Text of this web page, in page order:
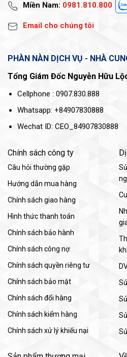
Miền Nam: 0981.810.800
Email cho chúng tôi
PHÀN NÀN DỊCH VỤ - NHÀ
Tổng Giám Đốc Nguyễn Hữu
Cellphone : 0907.830.888
Whatsapp: +84907830888
Wechat ID: CEO_84907830888
Chính sách công ty
Câu hỏi thường gặp
Hướng dẫn mua hàng
Chính sách giao hàng
Hình thức thanh toán
Chính sách bảo hành
Chính sách công nợ
Chính sách quyền riêng tư
Chính sách bảo mật
Chính sách đổi hàng
Chính sách kiểm hàng
Chính sách xử lý khiếu nại